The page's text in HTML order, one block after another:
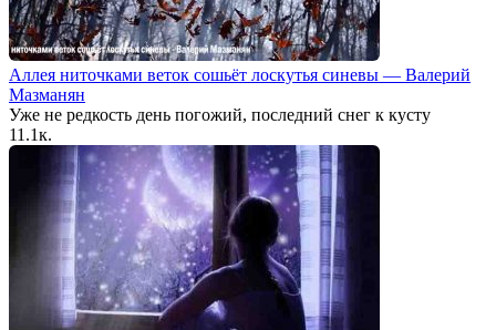
Аллея ниточками веток сошьёт лоскутья синевы — Валерий
Мазманян
Уже не редкость день погожий, последний снег к кусту
11.1к.